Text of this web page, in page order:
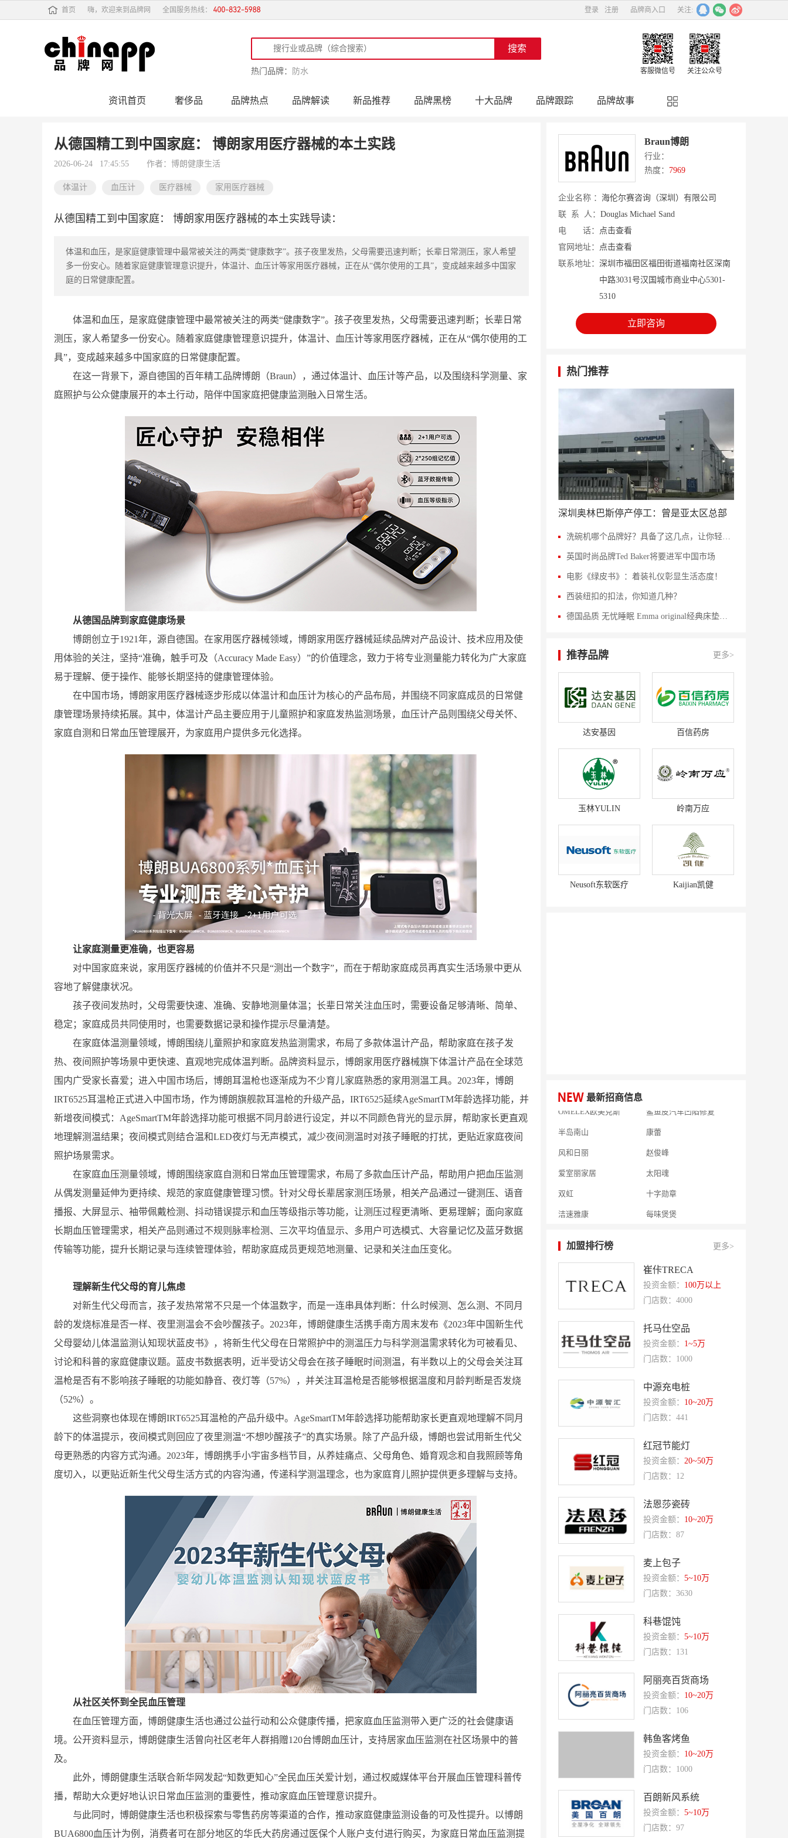
首页 嗨，欢迎来到品牌网 全国服务热线： 登录 注册 品牌商入口 关注:
热门品牌： 防水 客服微信号 关注公众号
资讯首页 奢侈品 品牌热点 品牌解读 新品推荐 品牌黑榜 十大品牌 品牌跟踪 品牌故事
从德国精工到中国家庭： 博朗家用医疗器械的本土实践
2026-06-24 17:45:55 作者：博朗健康生活
体温计 血压计 医疗器械 家用医疗器械
从德国精工到中国家庭： 博朗家用医疗器械的本土实践导读：
体温和血压，是家庭健康管理中最常被关注的两类“健康数字”。孩子夜里发热，父母需要迅速判断；长辈日常测压，家人希望
多一份安心。随着家庭健康管理意识提升，体温计、血压计等家用医疗器械，正在从“偶尔使用的工具”，变成越来越多中国家
庭的日常健康配置。
体温和血压，是家庭健康管理中最常被关注的两类“健康数字”。孩子夜里发热，父母需要迅速判断；长辈日常
测压，家人希望多一份安心。随着家庭健康管理意识提升，体温计、血压计等家用医疗器械，正在从“偶尔使用的工
具”，变成越来越多中国家庭的日常健康配置。
在这一背景下，源自德国的百年精工品牌博朗（Braun），通过体温计、血压计等产品，以及围绕科学测量、家
庭照护与公众健康展开的本土行动，陪伴中国家庭把健康监测融入日常生活。
从德国品牌到家庭健康场景
博朗创立于1921年，源自德国。在家用医疗器械领域，博朗家用医疗器械延续品牌对产品设计、技术应用及使
用体验的关注，坚持“准确，触手可及（Accuracy Made Easy）”的价值理念，致力于将专业测量能力转化为广大家庭
易于理解、便于操作、能够长期坚持的健康管理体验。
在中国市场，博朗家用医疗器械逐步形成以体温计和血压计为核心的产品布局，并围绕不同家庭成员的日常健
康管理场景持续拓展。其中，体温计产品主要应用于儿童照护和家庭发热监测场景，血压计产品则围绕父母关怀、
家庭自测和日常血压管理展开，为家庭用户提供多元化选择。
让家庭测量更准确，也更容易
对中国家庭来说，家用医疗器械的价值并不只是“测出一个数字”，而在于帮助家庭成员再真实生活场景中更从
容地了解健康状况。
孩子夜间发热时，父母需要快速、准确、安静地测量体温；长辈日常关注血压时，需要设备足够清晰、简单、
稳定；家庭成员共同使用时，也需要数据记录和操作提示尽量清楚。
在家庭体温测量领域，博朗围绕儿童照护和家庭发热监测需求，布局了多款体温计产品，帮助家庭在孩子发
热、夜间照护等场景中更快速、直观地完成体温判断。品牌资料显示，博朗家用医疗器械旗下体温计产品在全球范
围内广受家长喜爱；进入中国市场后，博朗耳温枪也逐渐成为不少育儿家庭熟悉的家用测温工具。2023年，博朗
IRT6525耳温枪正式进入中国市场，作为博朗旗舰款耳温枪的升级产品，IRT6525延续AgeSmartTM年龄选择功能，并
新增夜间模式：AgeSmartTM年龄选择功能可根据不同月龄进行设定，并以不同颜色背光的显示屏，帮助家长更直观
地理解测温结果；夜间模式则结合温和LED夜灯与无声模式，减少夜间测温时对孩子睡眠的打扰，更贴近家庭夜间
照护场景需求。
在家庭血压测量领域，博朗围绕家庭自测和日常血压管理需求，布局了多款血压计产品，帮助用户把血压监测
从偶发测量延伸为更持续、规范的家庭健康管理习惯。针对父母长辈居家测压场景，相关产品通过一键测压、语音
播报、大屏显示、袖带佩戴检测、抖动错误提示和血压等级指示等功能，让测压过程更清晰、更易理解；面向家庭
长期血压管理需求，相关产品则通过不规则脉率检测、三次平均值显示、多用户可选模式、大容量记忆及蓝牙数据
传输等功能，提升长期记录与连续管理体验，帮助家庭成员更规范地测量、记录和关注血压变化。
理解新生代父母的育儿焦虑
对新生代父母而言，孩子发热常常不只是一个体温数字，而是一连串具体判断：什么时候测、怎么测、不同月
龄的发烧标准是否一样、夜里测温会不会吵醒孩子。2023年，博朗健康生活携手南方周末发布《2023年中国新生代
父母婴幼儿体温监测认知现状蓝皮书》，将新生代父母在日常照护中的测温压力与科学测温需求转化为可被看见、
讨论和科普的家庭健康议题。蓝皮书数据表明，近半受访父母会在孩子睡眠时间测温，有半数以上的父母会关注耳
温枪是否有不影响孩子睡眠的功能如静音、夜灯等（57%），并关注耳温枪是否能够根据温度和月龄判断是否发烧
（52%）。
这些洞察也体现在博朗IRT6525耳温枪的产品升级中。AgeSmartTM年龄选择功能帮助家长更直观地理解不同月
龄下的体温提示，夜间模式则回应了夜里测温“不想吵醒孩子”的真实场景。除了产品升级，博朗也尝试用新生代父
母更熟悉的内容方式沟通。2023年，博朗携手小宇宙多档节目，从养娃痛点、父母角色、婚育观念和自我照顾等角
度切入，以更贴近新生代父母生活方式的内容沟通，传递科学测温理念，也为家庭育儿照护提供更多理解与支持。
从社区关怀到全民血压管理
在血压管理方面，博朗健康生活也通过公益行动和公众健康传播，把家庭血压监测带入更广泛的社会健康语
境。公开资料显示，博朗健康生活曾向社区老年人群捐赠120台博朗血压计，支持居家血压监测在社区场景中的普
及。
此外，博朗健康生活联合新华网发起“知数更知心”全民血压关爱计划，通过权威媒体平台开展血压管理科普传
播，帮助大众更好地认识日常血压监测的重要性，推动家庭血压管理意识提升。
与此同时，博朗健康生活也积极探索与零售药房等渠道的合作，推动家庭健康监测设备的可及性提升。以博朗
BUA6800血压计为例，消费者可在部分地区的华氏大药房通过医保个人账户支付进行购买，为家庭日常血压监测提
Braun博朗
行业：
热度： 7969
企业名称 ： 海伦尔赛咨询（深圳）有限公司
联 系 人： Douglas Michael Sand
电 话： 点击查看
官网地址： 点击查看
联系地址： 深圳市福田区福田街道福南社区深南
中路3031号汉国城市商业中心5301-
5310
立即咨询
热门推荐
深圳奥林巴斯停产停工：曾是亚太区总部
洗碗机哪个品牌好？具备了这几点，让你轻松当个甩手掌柜
英国时尚品牌Ted Baker将要进军中国市场
电影《绿皮书》：着装礼仪彰显生活态度！
西装纽扣的扣法，你知道几种？
德国品质 无忧睡眠 Emma original经典床垫评测
推荐品牌 更多>
达安基因 百信药房
玉林YULIN 岭南万应
Neusoft东软医疗 Kaijian凯健
最新招商信息
OMELEX欧美克斯
半岛南山 康蕾
风和日丽 赵俊峰
爱室丽家居 太阳魂
双虹 十字勋章
洁速雅康 每味煲煲
橡果生鲜acornfresh 雷风行
七夜猫成人情趣用品
盛香亭热卤 喜姐的炸串
五香居
夸父炸串 廖记棒棒鸡
东方既白 提香坊
嘉和一品
永和大王 可斯贝莉
童话王子蛋糕 大米先生
乡村基 老乡鸡
月满大江千层肚火锅
巴贝拉 提姆队长零食
蓝塔蛋糕
憬黎公寓酒店
Quest公寓酒店
斗牛士牛排 绿茵阁
赛强 研祥智能
好零友 小褐同学AI智能学习桌
微爱帮 谷小肥
鲨鱼皮汽车凹陷修复
半岛南山 康蕾
赵俊峰
太阳魂
双虹 十字勋章
洁速雅康 每味煲煲
橡果生鲜acornfresh 雷风行
加盟排行榜 更多>
崔佧TRECA
投资金额： 100万以上
门店数：4000
托马仕空品
投资金额： 1~5万
门店数：1000
中源充电桩
投资金额： 10~20万
门店数：441
红冠节能灯
投资金额： 20~50万
门店数：12
法恩莎瓷砖
投资金额： 10~20万
门店数：87
麦上包子
投资金额： 5~10万
门店数：3630
科巷馄饨
投资金额： 5~10万
门店数：131
阿丽亮百货商场
投资金额： 10~20万
门店数：106
韩鱼客烤鱼
投资金额： 10~20万
门店数：1000
百朗新风系统
投资金额： 5~10万
门店数：97